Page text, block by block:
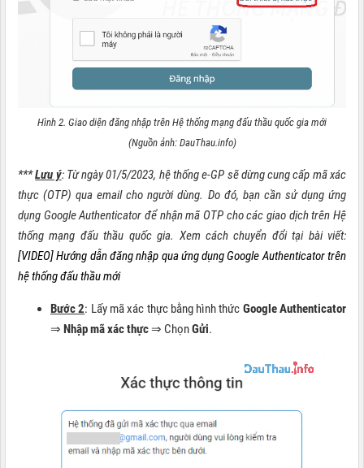
Hình 2. Giao diện đăng nhập trên Hệ thống mạng đấu thầu quốc gia mới
(Nguồn ảnh: DauThau.info)
***Lưu ý: Từ ngày 01/5/2023, hệ thống e-GP sẽ dừng cung cấp mã xác
thực (OTP) qua email cho người dùng. Do đó, bạn cần sử dụng ứng
dụng Google Authenticator để nhận mã OTP cho các giao dịch trên Hệ
thống mạng đấu thầu quốc gia. Xem cách chuyển đổi tại bài viết:
[VIDEO] Hướng dẫn đăng nhập qua ứng dụng Google Authenticator trên
hệ thống đấu thầu mới
Bước 2: Lấy mã xác thực bằng hình thức Google Authenticator
⇒ Nhập mã xác thực⇒ ChọnGửi.